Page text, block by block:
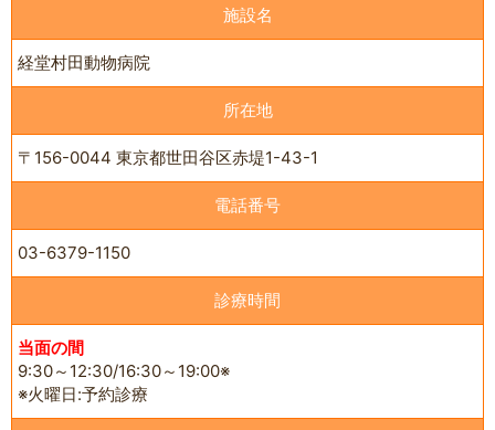
施設名
経堂村田動物病院
所在地
〒156-0044 東京都世田谷区赤堤1-43-1
電話番号
03-6379-1150
診療時間
当面の間
9:30～12:30/16:30～19:00※
※火曜日:予約診療